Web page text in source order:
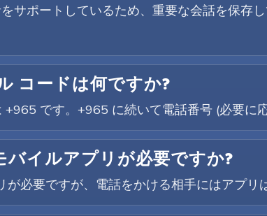
サポートしているため、重要な会話を保存し
コードは何ですか?
です。+965 に続いて電話番号 (必要に
イルアプリが必要ですか?
必要ですが、電話をかける相手にはアプリ